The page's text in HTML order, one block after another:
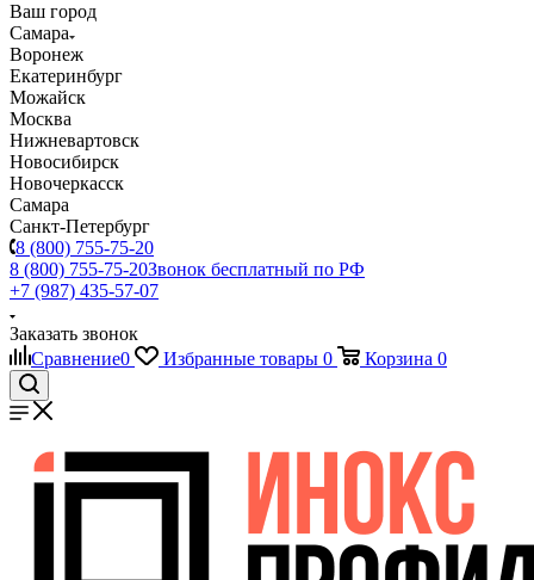
Ваш город
Самара
Воронеж
Екатеринбург
Можайск
Москва
Нижневартовск
Новосибирск
Новочеркасск
Самара
Санкт-Петербург
8 (800) 755-75-20
8 (800) 755-75-20Звонок бесплатный по РФ
+7 (987) 435-57-07
Заказать звонок
Сравнение0 Избранные товары 0 Корзина 0